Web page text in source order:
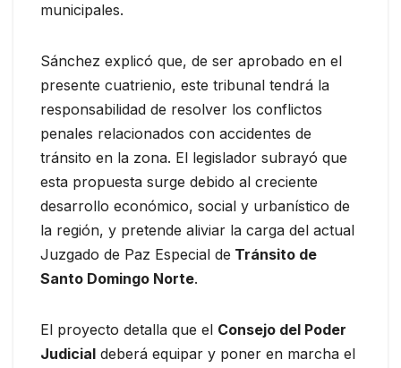
municipales.
Sánchez explicó que, de ser aprobado en el
presente cuatrienio, este tribunal tendrá la
responsabilidad de resolver los conflictos
penales relacionados con accidentes de
tránsito en la zona. El legislador subrayó que
esta propuesta surge debido al creciente
desarrollo económico, social y urbanístico de
la región, y pretende aliviar la carga del actual
Juzgado de Paz Especial de Tránsito de
Santo Domingo Norte.
El proyecto detalla que el Consejo del Poder
Judicial deberá equipar y poner en marcha el